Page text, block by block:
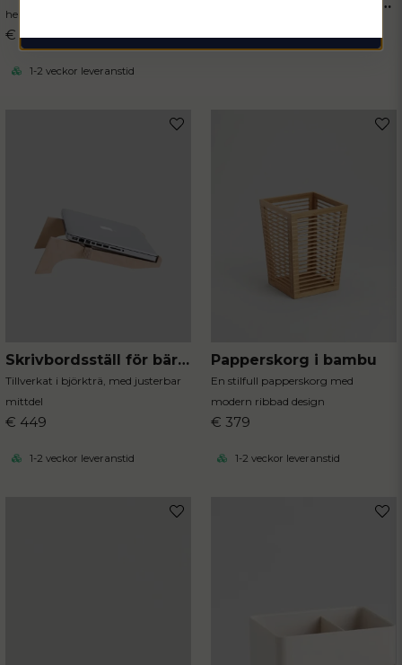
hemmakontoret
€ 499
1-2 veckor leveranstid
Kopiatorrum & förvaring
Skrivbordsställ för bärbara datorer
Tillverkat i björkträ, med justerbar
mittdel
€ 449
1-2 veckor leveranstid
Papperskorg i bambu
En stilfull papperskorg med
modern ribbad design
€ 379
1-2 veckor leveranstid